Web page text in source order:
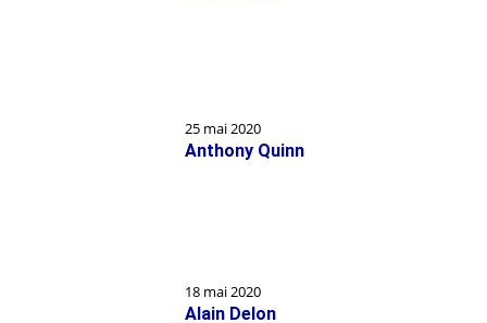
25 mai 2020
Anthony Quinn
18 mai 2020
Alain Delon